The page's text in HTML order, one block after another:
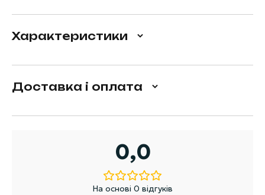
Характеристики
Доставка і оплата
0,0
На основі 0 відгуків